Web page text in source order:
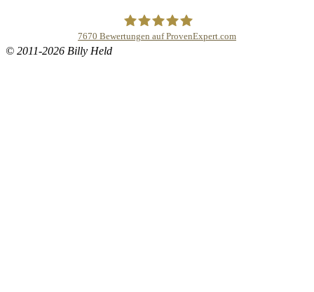
7670 Bewertungen auf ProvenExpert.com
© 2011-2026 Billy Held